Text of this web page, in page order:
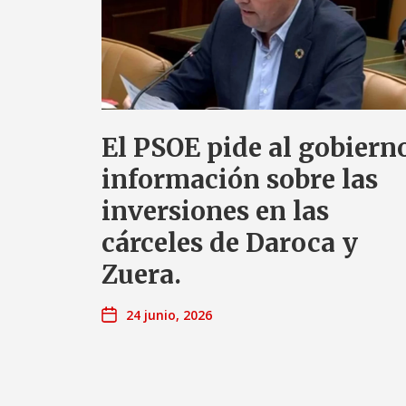
El PSOE pide al
información sobre las
inversiones en las
cárceles de Daroca y
Zuera.
24 junio, 2026